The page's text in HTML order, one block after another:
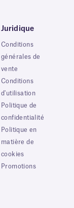
Juridique
Conditions
générales de
vente
Conditions
d'utilisation
Politique de
confidentialité
Politique en
matière de
cookies
Promotions